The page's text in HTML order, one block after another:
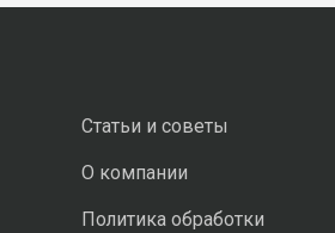
Статьи и советы
О компании
Политика обработки